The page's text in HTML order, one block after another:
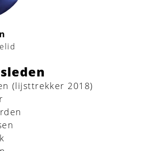
(lijsttrekker 2018)